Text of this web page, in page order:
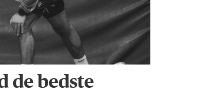
de bedste